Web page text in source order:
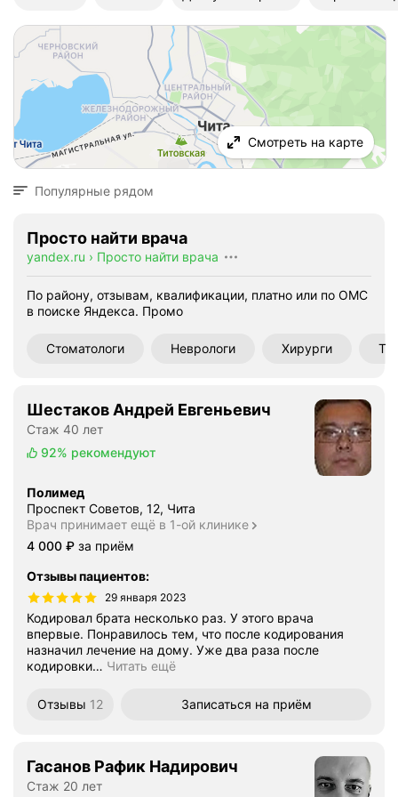
Смотреть на карте
Популярные рядом
Просто найти врача
yandex.ru › Просто найти врача
По району, отзывам, квалификации, платно или по ОМС
в поиске Яндекса. Промо
Стоматологи Неврологи Хирурги
Шестаков Андрей Евгеньевич
Стаж 40 лет
92% рекомендуют
Полимед
Проспект Советов, 12, Чита
Врач принимает ещё в 1-ой клинике
Цена
4000
4 000 ₽ за приём
Отзывы пациентов:
29 января 2023
Кодировал брата несколько раз. У этого врача
впервые. Понравилось тем, что после кодирования
назначил лечение на дому. Уже два раза после
кодировки… Читать ещё
Отзывы 12 Записаться на приём
Гасанов Рафик Надирович
Стаж 20 лет